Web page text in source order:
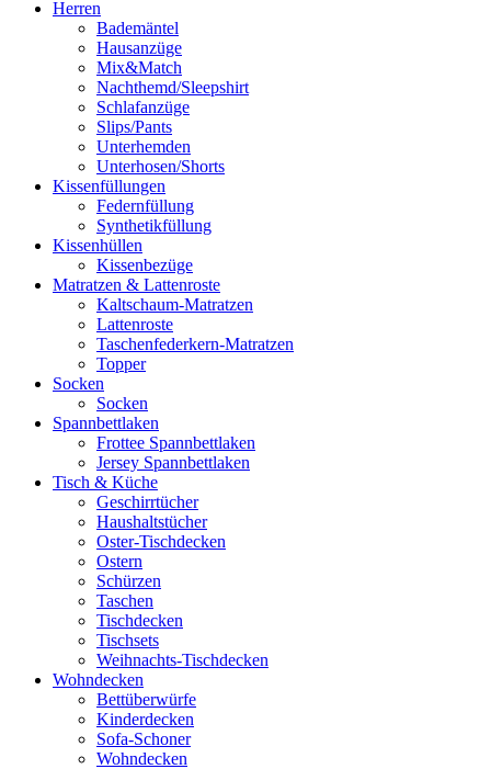
Herren
Bademäntel
Hausanzüge
Mix&Match
Nachthemd/Sleepshirt
Schlafanzüge
Slips/Pants
Unterhemden
Unterhosen/Shorts
Kissenfüllungen
Federnfüllung
Synthetikfüllung
Kissenhüllen
Kissenbezüge
Matratzen & Lattenroste
Kaltschaum-Matratzen
Lattenroste
Taschenfederkern-Matratzen
Topper
Socken
Socken
Spannbettlaken
Frottee Spannbettlaken
Jersey Spannbettlaken
Tisch & Küche
Geschirrtücher
Haushaltstücher
Oster-Tischdecken
Ostern
Schürzen
Taschen
Tischdecken
Tischsets
Weihnachts-Tischdecken
Wohndecken
Bettüberwürfe
Kinderdecken
Sofa-Schoner
Wohndecken